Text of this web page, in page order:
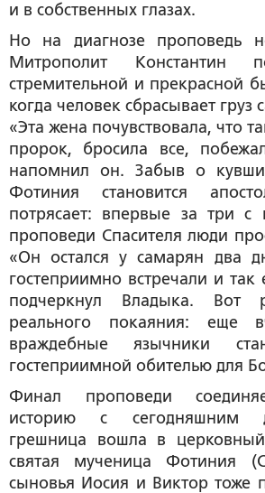
и в собственных глазах.
Но на диагнозе проповедь
Митрополит Константин
стремительной и прекрасной
когда человек сбрасывает груз
«Эта жена почувствовала, что
пророк, бросила все,
напомнил он. Забыв о
Фотиния становится
потрясает: впервые за три с
проповеди Спасителя люди
«Он остался у самарян два
гостеприимно встречали и
подчеркнул Владыка. Вот
реального покаяния: еще
враждебные язычники
гостеприимной обителью для
Финал проповеди
историю с сегодняшним
грешница вошла в
святая мученица Фотиния
сыновья Иосия и Виктор тоже